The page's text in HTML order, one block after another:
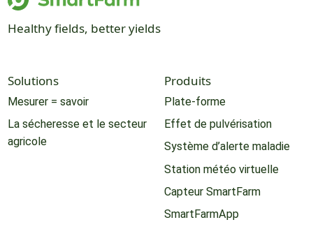
Healthy fields, better yields
Solutions
Mesurer = savoir
La sécheresse et le secteur
agricole
Produits
Plate-forme
Effet de pulvérisation
Système d’alerte maladie
Station météo virtuelle
Capteur SmartFarm
SmartFarmApp